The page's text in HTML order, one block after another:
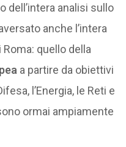
dell’intera analisi sullo
anche l’intera
quello della
a partire da obiettivi
l’Energia, le Reti e
ormai ampiamente